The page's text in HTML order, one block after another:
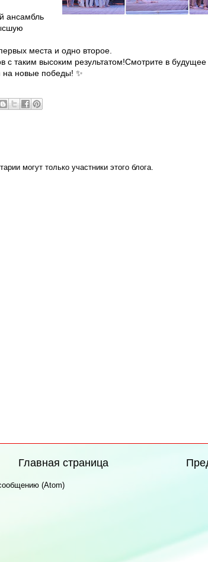
ансамбль
места и одно второе.
с таким высоким результатом!Смотрите в будущее
на новые победы! ✨
могут только участники этого блога.
Главная страница
(Atom)